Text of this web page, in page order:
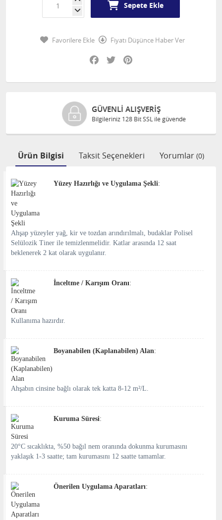
Sepete Ekle
Favorilere Ekle
Fiyatı Düşünce Haber Ver
Facebook
Twitter
GÜVENLI ALIŞVERIŞ
Bilgileriniz 128 Bit SSL ile güvende
Ürün Bilgisi Taksit Seçenekleri Yorumlar (0)
Yüzey Hazırlığı ve Uygulama Şekli:
Ahşap yüzeyler yağ, kir ve tozdan arındırılmalı, budaklar Polisel
Selülozik Tiner ile temizlenmelidir. Katlar arasında 12 saat
beklenerek 2 kat olarak uygulanır.
İnceltme / Karışım Oranı:
Kullanıma hazırdır.
Boyanabilen (Kaplanabilen) Alan:
Ahşabın cinsine bağlı olarak tek katta 8-12 m²/L.
Kuruma Süresi:
20°C sıcaklıkta, %50 bağıl nem oranında dokunma kurumasını
yaklaşık 1-3 saatte; tam kurumasını 12 saatte tamamlar.
Önerilen Uygulama Aparatları: